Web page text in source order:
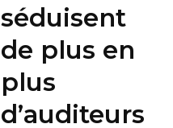
séduisent
de plus en
plus
d’auditeurs